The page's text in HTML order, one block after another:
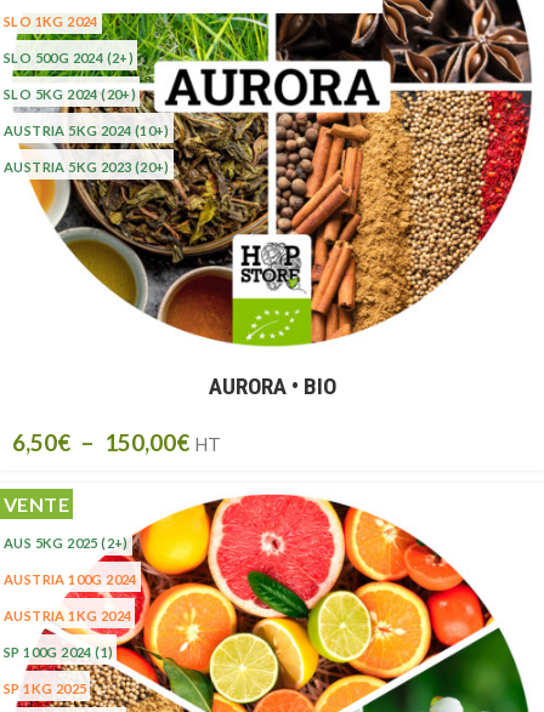
SLO 1KG 2024
SLO 500G 2024 (2+)
SLO 5KG 2024(20+)
AUSTRIA 5KG 2024 (10+)
AUSTRIA 5KG 2023 (20+)
AURORA • BIO
6,50€ – 150,00€ HT
VENTE
AUS 5KG 2025(2+)
AUSTRIA 100G 2024
AUSTRIA 1KG 2024
SP 100G 2024(1)
SP 1KG 2025